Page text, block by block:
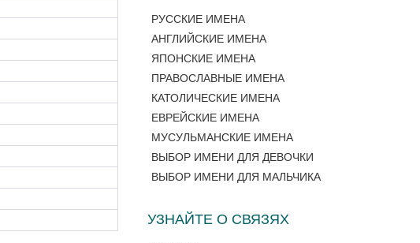
РУССКИЕ ИМЕНА
АНГЛИЙСКИЕ ИМЕНА
ЯПОНСКИЕ ИМЕНА
ПРАВОСЛАВНЫЕ ИМЕНА
КАТОЛИЧЕСКИЕ ИМЕНА
ЕВРЕЙСКИЕ ИМЕНА
МУСУЛЬМАНСКИЕ ИМЕНА
ВЫБОР ИМЕНИ ДЛЯ ДЕВОЧКИ
ВЫБОР ИМЕНИ ДЛЯ МАЛЬЧИКА
УЗНАЙТЕ О СВЯЗЯХ